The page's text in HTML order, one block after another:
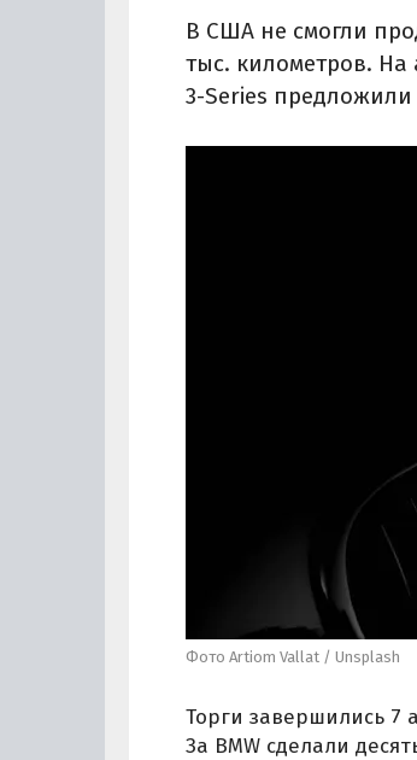
В США не смогли
тыс. километров. На
3-Series предложили
Фото Artiom Vallat / Unsplash
Торги завершились 7
За BMW сделали